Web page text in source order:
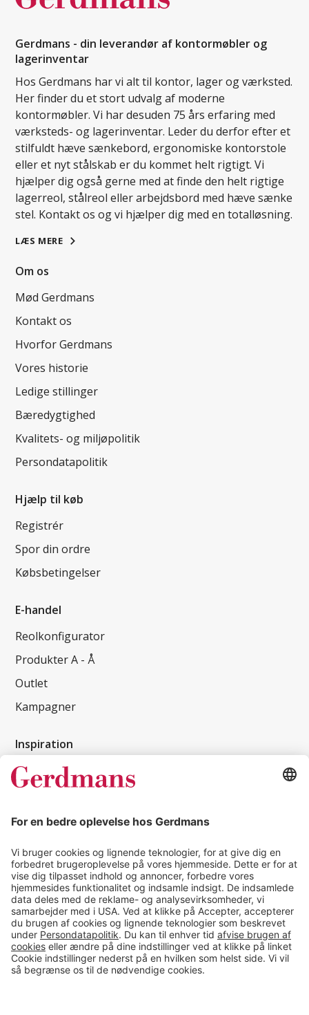
Gerdmans - din leverandør af kontormøbler og
lagerinventar
Hos Gerdmans har vi alt til kontor, lager og værksted.
Her finder du et stort udvalg af moderne
kontormøbler. Vi har desuden 75 års erfaring med
værksteds- og lagerinventar. Leder du derfor efter et
stilfuldt hæve sænkebord, ergonomiske kontorstole
eller et nyt stålskab er du kommet helt rigtigt. Vi
hjælper dig også gerne med at finde den helt rigtige
lagerreol, stålreol eller arbejdsbord med hæve sænke
stel. Kontakt os og vi hjælper dig med en totalløsning.
LÆS MERE
Om os
Mød Gerdmans
Kontakt os
Hvorfor Gerdmans
Vores historie
Ledige stillinger
Bæredygtighed
Kvalitets- og miljøpolitik
Persondatapolitik
Hjælp til køb
Registrér
Spor din ordre
Købsbetingelser
E-handel
Reolkonfigurator
Produkter A - Å
Outlet
Kampagner
Inspiration
Kundereferencer
Tips & guides
Kontakt
salg@gerdmans.dk
49 18 07 07
Salgsafdeling åbningstider
08.00-16.00